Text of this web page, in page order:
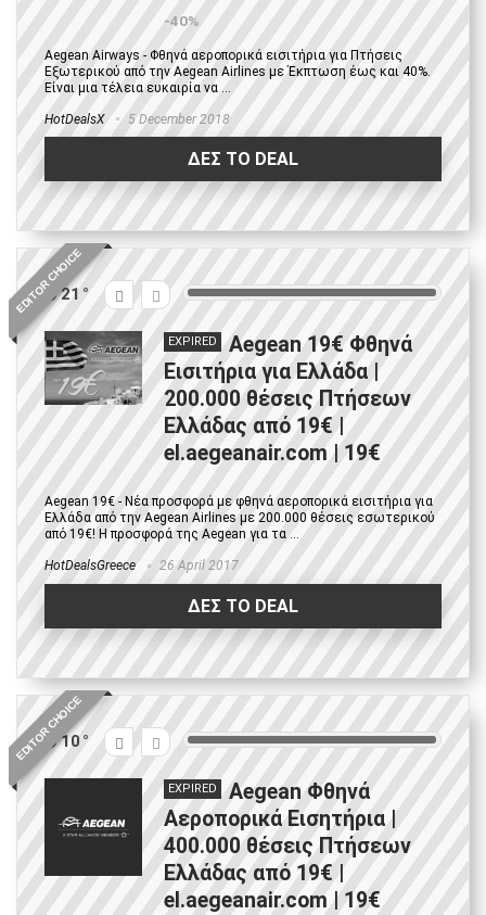
-40%
Aegean Airways - Φθηνά αεροπορικά εισιτήρια για Πτήσεις
Εξωτερικού από την Aegean Airlines με Έκπτωση έως και 40%.
Είναι μια τέλεια ευκαιρία να ...
HotDealsX 5 December 2018
ΔΕΣ ΤΟ DEAL
EDITOR CHOICE
21
EXPIRED
Aegean 19€ Φθηνά
Εισιτήρια για Ελλάδα |
200.000 θέσεις Πτήσεων
Ελλάδας από 19€ |
el.aegeanair.com | 19€
Aegean 19€ - Νέα προσφορά με φθηνά αεροπορικά εισιτήρια για
Ελλάδα από την Aegean Airlines με 200.000 θέσεις εσωτερικού
από 19€! Η προσφορά της Aegean για τα ...
HotDealsGreece 26 April 2017
ΔΕΣ ΤΟ DEAL
EDITOR CHOICE
10
EXPIRED
Aegean Φθηνά
Αεροπορικά Εισητήρια |
400.000 θέσεις Πτήσεων
Ελλάδας από 19€ |
el.aegeanair.com | 19€